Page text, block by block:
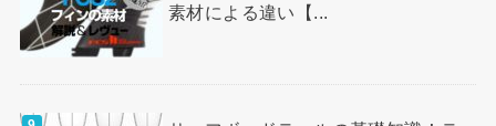
素材による違い【...